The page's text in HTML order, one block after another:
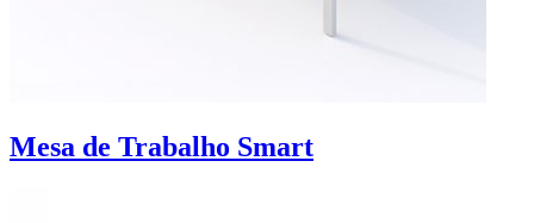
Mesa de Trabalho Smart